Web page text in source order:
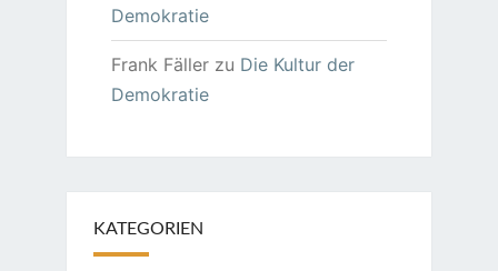
Demokratie
Frank Fällerzu Die Kultur der
Demokratie
KATEGORIEN